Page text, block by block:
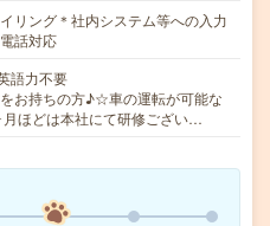
リング＊社内システム等への入力
話対応
語力不要
お持ちの方♪☆車の運転が可能な
ほどは本社にて研修ござい…